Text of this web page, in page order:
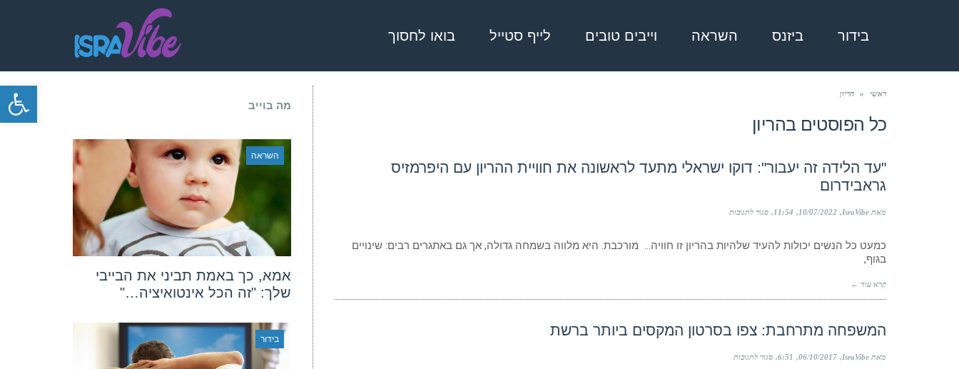
בידור ביזנס השראה וייבים טובים לייף סטייל בואו לחסוך
ראשי » הריון
כל הפוסטים בהריון
"עד הלידה זה יעבור": דוקו ישראלי מתעד לראשונה את חוויית ההריון עם היפרמזיס
גראבידרום
מאת IsraVibe 10/07/2022
11:54 סגור לתגובות
זה
לראשונה
חוויית
ההריון
כמעט כל הנשים יכולות להעיד שלהיות בהריון זו חוויה… מורכבת. היא מלווה בשמחה גדולה, אך גם באתגרים רבים: שינויים
בגוף,
קרא עוד ←
המשפחה מתרחבת: צפו בסרטון המקסים ביותר ברשת
מאת IsraVibe 06/10/2017
6:51 סגור לתגובות
מה בוייב
השראה
אמא, כך באמת תביני את הבייבי
שלך: "זה הכל אינטואיציה…"
בידור
פתח